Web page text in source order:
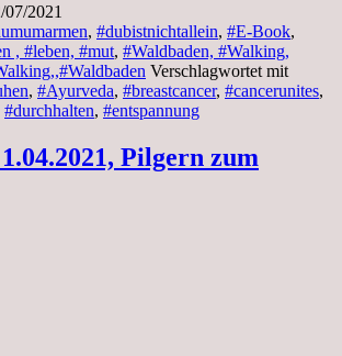
07/2021
, #dubistnichtallein, #E-Book,
, #leben, #mut, #Waldbaden, #Walking,
Verschlagwortet mit
, #Ayurveda, #breastcancer, #cancerunites,
#durchhalten, #entspannung
Pilgern zum